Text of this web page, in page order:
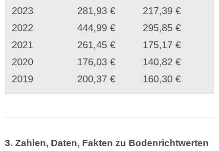
2023
281,93 €
217,39 €
2022
444,99 €
295,85 €
2021
261,45 €
175,17 €
2020
176,03 €
140,82 €
2019
200,37 € 160,30 €
3. Zahlen, Daten, Fakten zu Bodenrichtwerten